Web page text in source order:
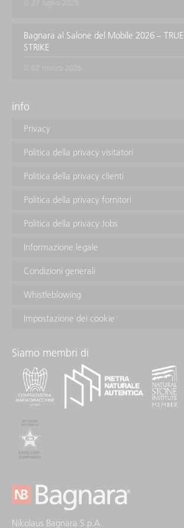
Bagnara al Salone del Mobile 2026 – TRUE
STRIKE
info
Privacy
Politica della privacy visitatori
Politica della privacy clienti
Politica della privacy fornitori
Politica della privacy Jobs
Informazione legale
Condizioni generali
Whistleblowing
Impostazione dei cookie
Siamo membri di
Nikolaus Bagnara S.p.A.